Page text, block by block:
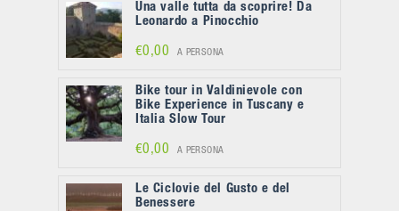
Una valle tutta da scoprire! Da
Leonardo a Pinocchio
€0,00 A PERSONA
Bike tour in Valdinievole con
Bike Experience in Tuscany e
Italia Slow Tour
€0,00 A PERSONA
Le Ciclovie del Gusto e del
Benessere